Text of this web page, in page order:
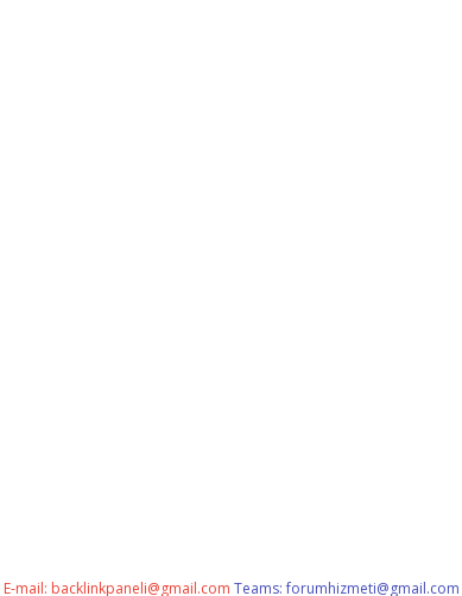
E-mail: backlinkpaneli@gmail.com Teams:forumhizmeti@gmail.com